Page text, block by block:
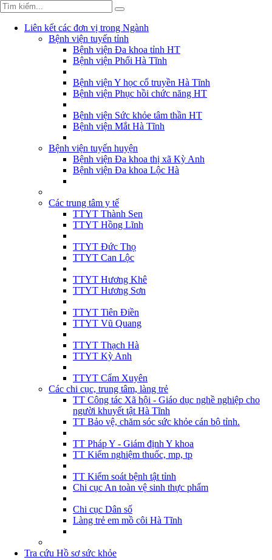
Liên kết các đơn vị trong Ngành
Bệnh viện tuyến tỉnh
Bệnh viện Đa khoa tỉnh HT
Bệnh viện Phổi Hà Tĩnh
Bệnh viện Y học cổ truyền Hà Tĩnh
Bệnh viện Phục hồi chức năng HT
Bệnh viện Sức khỏe tâm thần HT
Bệnh viện Mắt Hà Tĩnh
Bệnh viện tuyến huyện
Bệnh viện Đa khoa thị xã Kỳ Anh
Bệnh viện Đa khoa Lộc Hà
Các trung tâm y tế
TTYT Thành Sen
TTYT Hồng Lĩnh
TTYT Đức Thọ
TTYT Can Lộc
TTYT Hương Khê
TTYT Hương Sơn
TTYT Tiên Điền
TTYT Vũ Quang
TTYT Thạch Hà
TTYT Kỳ Anh
TTYT Cẩm Xuyên
Các chi cục, trung tâm, làng trẻ
TT Công tác Xã hội - Giáo dục nghề nghiệp cho
người khuyết tật Hà Tĩnh
TT Bảo vệ, chăm sóc sức khỏe cán bộ tỉnh.
TT Pháp Y - Giám định Y khoa
TT Kiểm nghiệm thuốc, mp, tp
TT Kiểm soát bệnh tật tỉnh
Chi cục An toàn vệ sinh thực phẩm
Chi cục Dân số
Làng trẻ em mồ côi Hà Tĩnh
Tra cứu Hồ sơ sức khỏe